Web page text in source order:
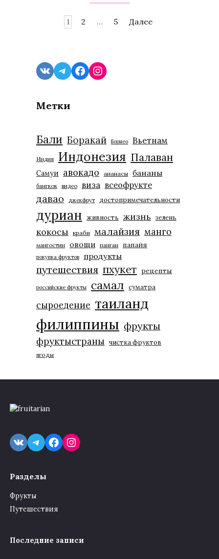
1 2 … 5 Далее
VKTelegram
Facebook
Instagram
Метки
Бали Боракай Борнео Вьетнам
Индия Индонезия Палаван
Самуи авокадо ананасы бананы
бангкок видео виза всеофрукте
давао джекфрут достопримечательности
дуриан живность жизнь зелень
кокосы краби малайзия манго
мангостин овощи панган папайя
покупка фруктов продукты
путешествия пхукет рецепты
российские фрукты самал суматра
сыроедение таиланд
филиппины фрукты
фруктыстраны чистка фруктов
ягоды
VKTelegram
Facebook
Instagram
Разделы
Фрукты
Путешествия
Последние записи